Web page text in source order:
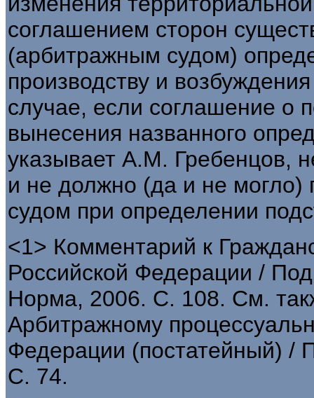
соглашением сторон
(арбитражным судом)
производству и
случае, если соглашение о
вынесения названного
указывает А.М. Гребенцов,
и не должно (да и не могло)
судом при определении
<1> Комментарий к
Российской Федерации /
Норма, 2006. С. 108. См.
Арбитражному
Федерации (постатейный) /
С. 74.